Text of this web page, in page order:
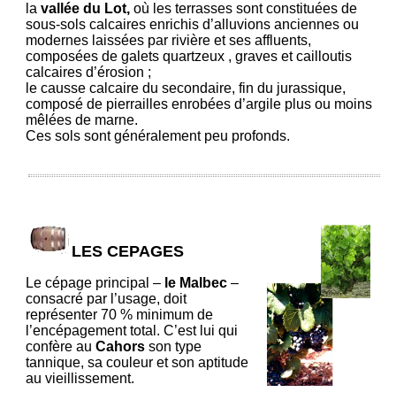
la vallée du Lot, où les terrasses sont constituées de
sous-sols calcaires enrichis d’alluvions anciennes ou
modernes laissées par rivière et ses affluents,
composées de galets quartzeux , graves et cailloutis
calcaires d’érosion ;
le causse calcaire du secondaire, fin du jurassique,
composé de pierrailles enrobées d’argile plus ou moins
mêlées de marne.
Ces sols sont généralement peu profonds.
LES CEPAGES
Le cépage principal – le Malbec –
consacré par l’usage, doit
représenter 70 % minimum de
l’encépagement total. C’est lui qui
confère au Cahors son type
tannique, sa couleur et son aptitude
au vieillissement.